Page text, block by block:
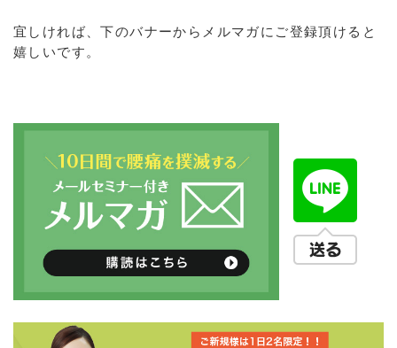
宜しければ、下のバナーからメルマガにご登録頂けると
嬉しいです。